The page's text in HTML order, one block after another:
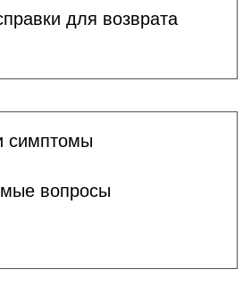
для возврата
симптомы
вопросы